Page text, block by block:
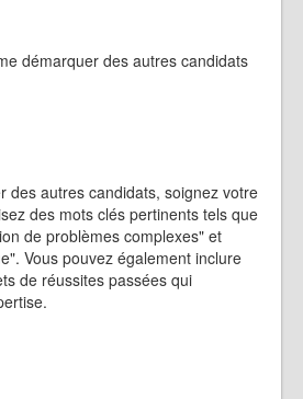
démarquer des autres candidats
des autres candidats, soignez votre
des mots clés pertinents tels que
de problèmes complexes" et
Vous pouvez également inclure
de réussites passées qui